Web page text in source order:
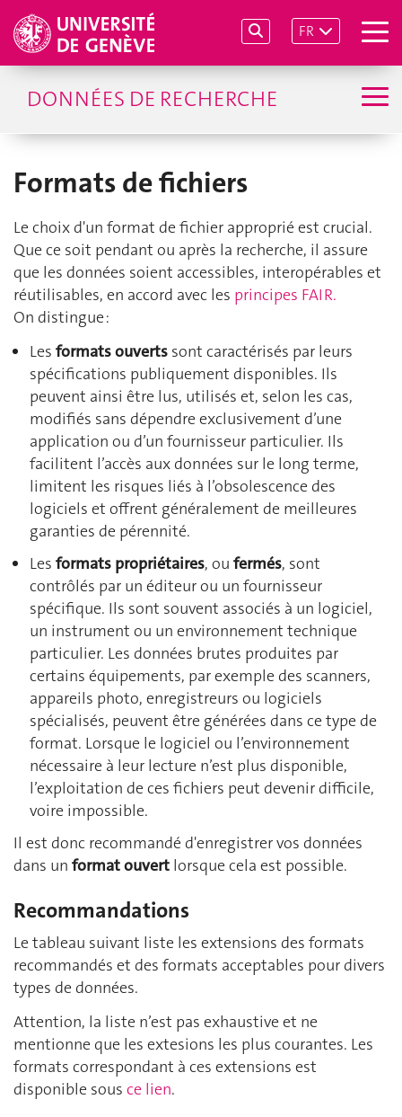
FR
DONNÉES DE RECHERCHE
Formats de fichiers
Le choix d'un format de fichier approprié est crucial.
Que ce soit pendant ou après la recherche, il assure
que les données soient accessibles, interopérables et
réutilisables, en accord avec les principes FAIR.
On distingue :
Les formats ouverts sont caractérisés par leurs
spécifications publiquement disponibles. Ils
peuvent ainsi être lus, utilisés et, selon les cas,
modifiés sans dépendre exclusivement d’une
application ou d’un fournisseur particulier. Ils
facilitent l’accès aux données sur le long terme,
limitent les risques liés à l’obsolescence des
logiciels et offrent généralement de meilleures
garanties de pérennité.
Les formats propriétaires, ou fermés, sont
contrôlés par un éditeur ou un fournisseur
spécifique. Ils sont souvent associés à un logiciel,
un instrument ou un environnement technique
particulier. Les données brutes produites par
certains équipements, par exemple des scanners,
appareils photo, enregistreurs ou logiciels
spécialisés, peuvent être générées dans ce type de
format. Lorsque le logiciel ou l’environnement
nécessaire à leur lecture n’est plus disponible,
l’exploitation de ces fichiers peut devenir difficile,
voire impossible.
Il est donc recommandé d'enregistrer vos données
dans un format ouvert lorsque cela est possible.
Recommandations
Le tableau suivant liste les extensions des formats
recommandés et des formats acceptables pour divers
types de données.
Attention, la liste n’est pas exhaustive et ne
mentionne que les extesions les plus courantes. Les
formats correspondant à ces extensions est
disponible sous ce lien.